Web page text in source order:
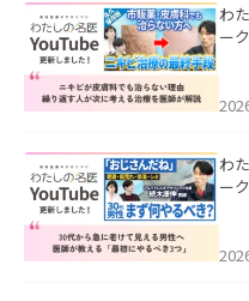
わ
ー
ま
わ
ー
た